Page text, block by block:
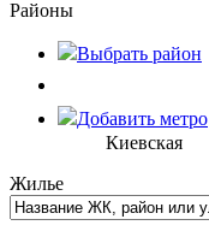
Районы
Выбрать район
Добавить метро
Киевская
Жилье